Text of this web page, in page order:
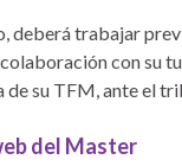
deberá trabajar
con su
de su TFM, ante el
del Master